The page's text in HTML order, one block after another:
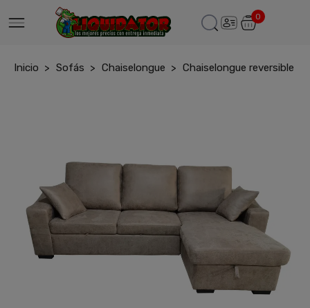
0
Inicio Sofás Chaiselongue Chaiselongue reversible